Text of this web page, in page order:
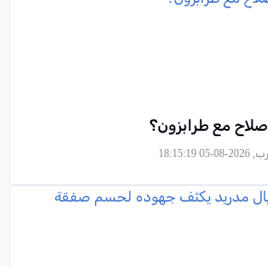
مع طرابزون؟